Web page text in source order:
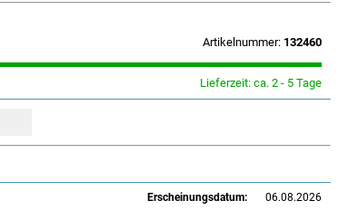
Artikelnummer: 132460
Lieferzeit: ca. 2 - 5 Tage
Erscheinungsdatum: 06.08.2026